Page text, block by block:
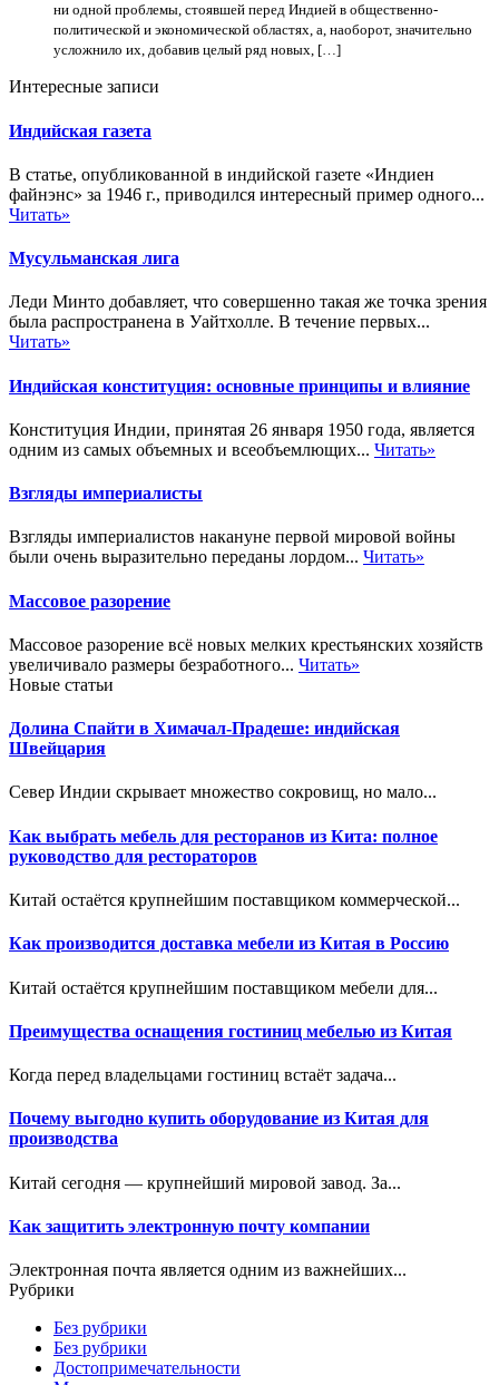
ни одной проблемы, стоявшей перед Индией в общественно-
политической и экономической областях, а, наоборот, значительно
усложнило их, добавив целый ряд новых, […]
Интересные записи
Индийская газета
В статье, опубликованной в индийской газете «Индиен
файнэнс» за 1946 г., приводился интересный пример одного...
Читать»
Мусульманская лига
Леди Минто добавляет, что совершенно такая же точка зрения
была распространена в Уайтхолле. В течение первых...
Читать»
Индийская конституция: основные принципы и влияние
Конституция Индии, принятая 26 января 1950 года, является
одним из самых объемных и всеобъемлющих... Читать»
Взгляды империалисты
Взгляды империалистов накануне первой мировой войны
были очень выразительно переданы лордом... Читать»
Массовое разорение
Массовое разорение всё новых мелких крестьянских хозяйств
увеличивало размеры безработного... Читать»
Новые статьи
Долина Спайти в Химачал-Прадеше: индийская
Швейцария
Север Индии скрывает множество сокровищ, но мало...
Как выбрать мебель для ресторанов из Кита: полное
руководство для рестораторов
Китай остаётся крупнейшим поставщиком коммерческой...
Как производится доставка мебели из Китая в Россию
Китай остаётся крупнейшим поставщиком мебели для...
Преимущества оснащения гостиниц мебелью из Китая
Когда перед владельцами гостиниц встаёт задача...
Почему выгодно купить оборудование из Китая для
производства
Китай сегодня — крупнейший мировой завод. За...
Как защитить электронную почту компании
Электронная почта является одним из важнейших...
Рубрики
Без рубрики
Без рубрики
Достопримечательности